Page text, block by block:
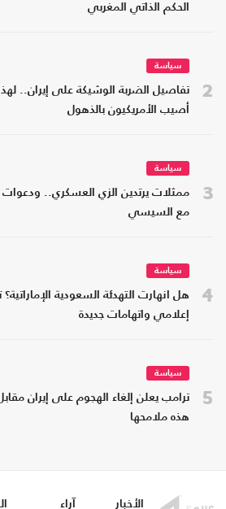
الحكم الذاتي المغربي
2
سياسة
تفاصيل الضربة الوشيكة على إيران..
أصيب الأمريكيون بالذهول
3
سياسة
ممثلات يرتدين الزي العسكري..
مع السيسي
4
سياسة
هل انهارت التهدئة السعودية
إعلامي واتهامات جديدة
5
سياسة
ترامب يعلن إلغاء الهجوم على إيران
هذه ملامحها
الأخبار آراء